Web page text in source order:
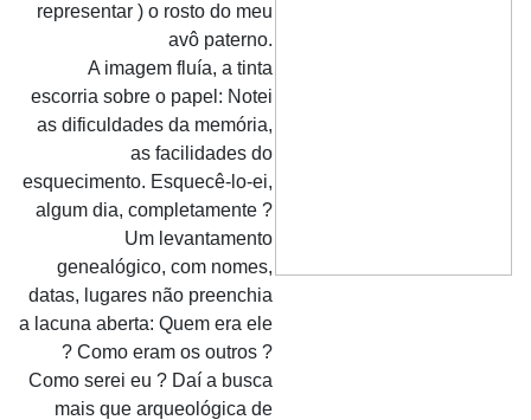
representar ) o rosto do meu
avô paterno.
A imagem fluía, a tinta
escorria sobre o papel: Notei
as dificuldades da memória,
as facilidades do
esquecimento. Esquecê-lo-ei,
algum dia, completamente ?
Um levantamento
genealógico, com nomes,
datas, lugares não preenchia
a lacuna aberta: Quem era ele
? Como eram os outros ?
Como serei eu ? Daí a busca
mais que arqueológica de